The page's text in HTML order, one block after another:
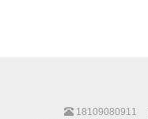
18109080911